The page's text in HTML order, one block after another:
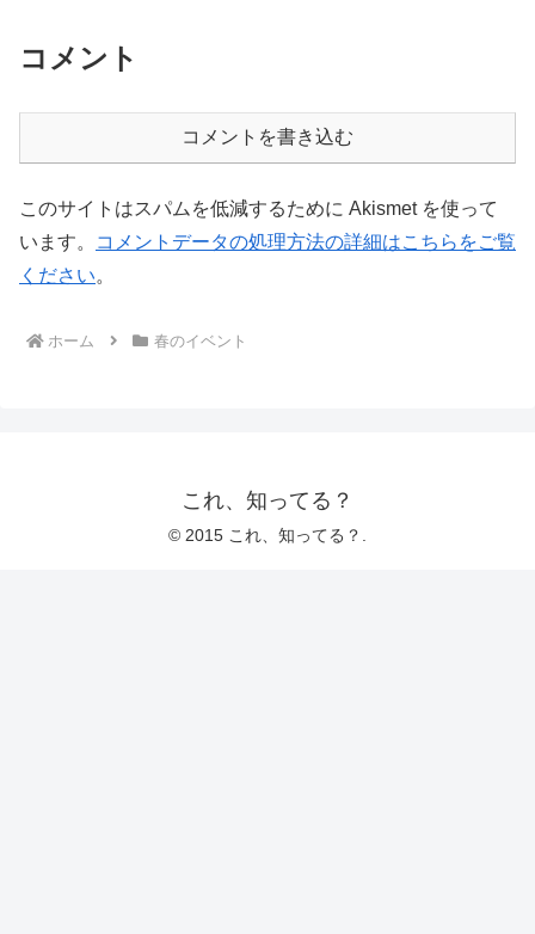
コメント
コメントを書き込む
このサイトはスパムを低減するために Akismet を使って
います。
コメントデータの処理方法の詳細はこちらをご覧
ください。
ホーム 春のイベント
これ、知ってる？
© 2015 これ、知ってる？.